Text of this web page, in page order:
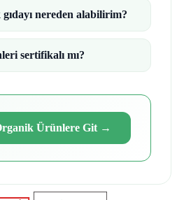
nereden alabilirim?
sertifikalı mı?
Ürünlere Git→